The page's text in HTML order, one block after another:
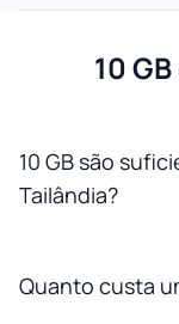
10
10 GB são
Tailândia?
Quanto custa